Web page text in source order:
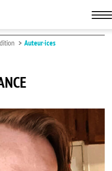
Auteur·ices